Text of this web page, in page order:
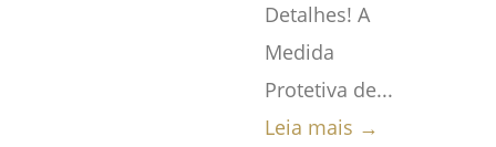
Detalhes! A
Medida
Protetiva de...
Leia mais →